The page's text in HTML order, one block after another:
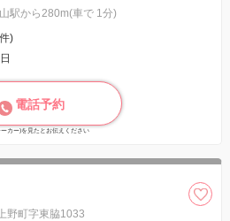
駅から280m(車で 1分)
)
電話予約
カー)を見たとお伝えください
野町字東脇1033